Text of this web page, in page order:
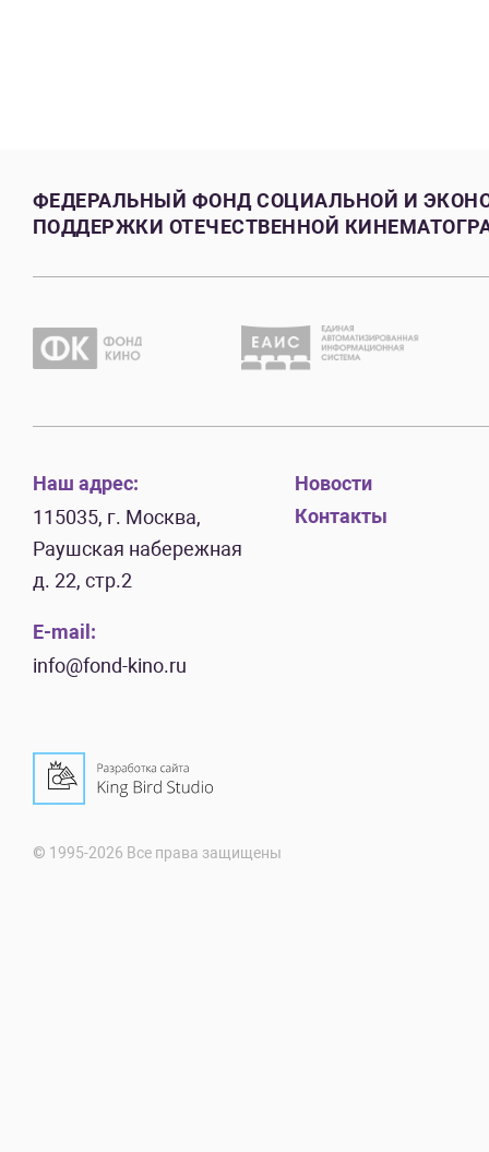
ФЕДЕРАЛЬНЫЙ ФОНД СОЦИАЛЬНОЙ И
ПОДДЕРЖКИ ОТЕЧЕСТВЕННОЙ
Наш адрес:
115035, г. Москва,
Раушская набережная
д. 22, стр.2
E-mail:
info@fond-kino.ru
Новости
Контакты
© 1995-2026 Все права защищены